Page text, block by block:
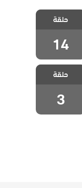
مسلسل احلام
زينب مدبلج
الحلقة 14
حلقة
14
مسلسل احلام
زينب مدبلج
الحلقة 3
حلقة
3